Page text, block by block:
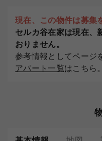
現在、この物件は募集
セルカ谷在家は現在、
おりません。
参考情報としてページ
アパート一覧はこちら。